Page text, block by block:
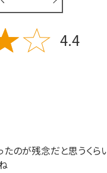
4.4
のが残念だと思うくら